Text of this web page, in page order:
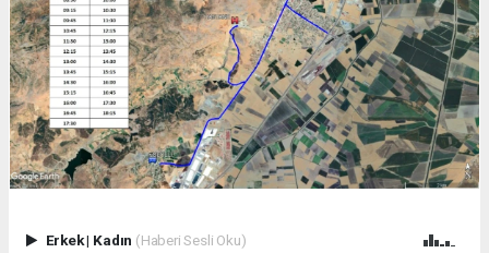
Erkek| Kadın (Haberi Sesli Oku)